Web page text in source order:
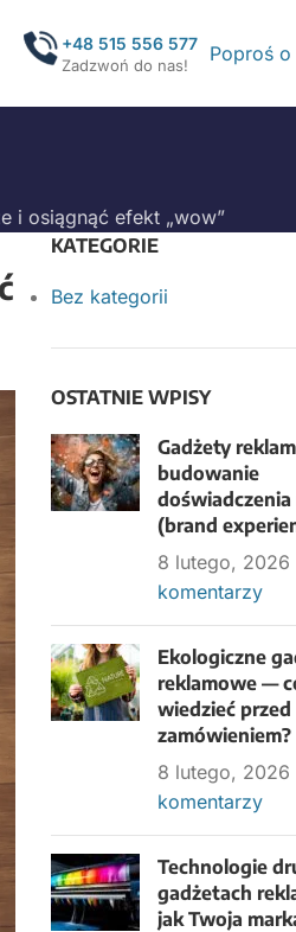
+48 515 556 577
Zadzwoń do nas! Poproś
i osiągnąć efekt „wow”
KATEGORIE
Bez kategorii
OSTATNIE WPISY
Gadżety
budowanie
doświadczenia
(brand
8 lutego, 2026
komentarzy
Ekologiczne
reklamowe —
wiedzieć przed
zamówieniem?
8 lutego, 2026
komentarzy
Technologie
gadżetach
jak Twoja